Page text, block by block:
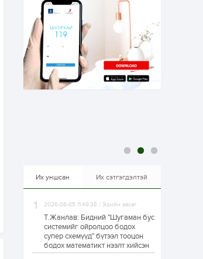
1 цаг
Н.Номтойбаяр:
тулгамдаж буй
асуудлуудыг долоо
хоног бүр Засгийн
газрын...
18 цаг 0
дугаарыг
наймдугаар сарын
14-нөөс ажиллуулж...
18 цаг 0
“Чингис хаан” олон
улсын нисэх буудал
руу нийтийн тээврийн
автобус 24 цагаар
үйлчилж байна
Их уншсан Их сэтгэгдэлтэй
2026-08-05 11:49:38 / Эдийн засаг
Т.Жанлав: Бидний "Шугаман бус
системийг ойролцоо бодох
супер схемүүд" бүтээл тооцон
бодох математикт нээлт хийсэн